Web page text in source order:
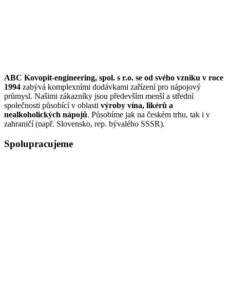
ABC Kovopit-engineering, spol. s r.o. se od svého vzniku v roce
1994 zabývá komplexními dodávkami zařízení pro nápojový
průmysl. Našimi zákazníky jsou především menší a střední
společnosti působící v oblasti výroby vína, likérů a
nealkoholických nápojů. Působíme jak na českém trhu, tak i v
zahraničí (např. Slovensko, rep. bývalého SSSR).
Spolupracujeme